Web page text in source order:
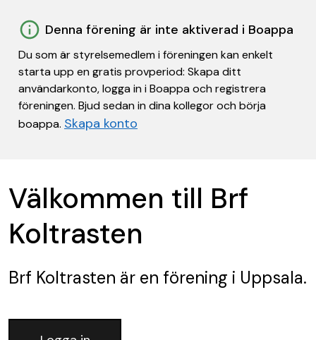
Denna förening är inte aktiverad i Boappa
Du som är styrelsemedlem i föreningen kan enkelt
starta upp en gratis provperiod: Skapa ditt
användarkonto, logga in i Boappa och registrera
föreningen. Bjud sedan in dina kollegor och börja
boappa. Skapa konto
Välkommen till Brf
Koltrasten
Brf Koltrasten är en förening i Uppsala.